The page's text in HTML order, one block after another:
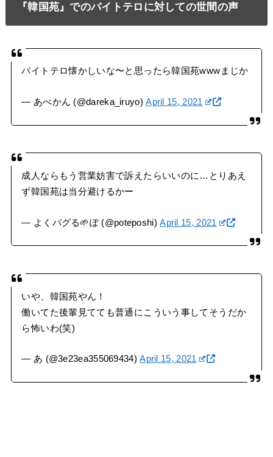
『韓国苑』でのバイトテロに対しての世間の声
バイトテロ懐かしいな〜と思ったら韓国苑wwwまじか
— あべかん (@dareka_iruyo)April 15, 2021
成人ならもう営業妨害で訴えたらいいのに…とりあえ
ず韓国苑は当分避けるかー
— よくバグる🌱ぽ (@poteposhi)April 15, 2021
いや、韓国苑やん！
働いてた後輩見てても普通にこういう事してそうだか
ら怖いわ(笑)
— あ (@3e23ea355069434)April 15, 2021